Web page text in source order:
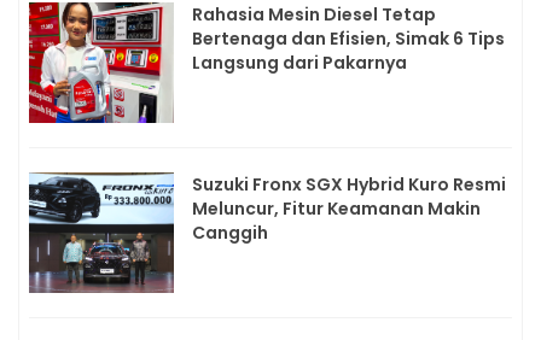
Rahasia Mesin Diesel Tetap
Bertenaga dan Efisien, Simak 6 Tips
Langsung dari Pakarnya
Suzuki Fronx SGX Hybrid Kuro Resmi
Meluncur, Fitur Keamanan Makin
Canggih